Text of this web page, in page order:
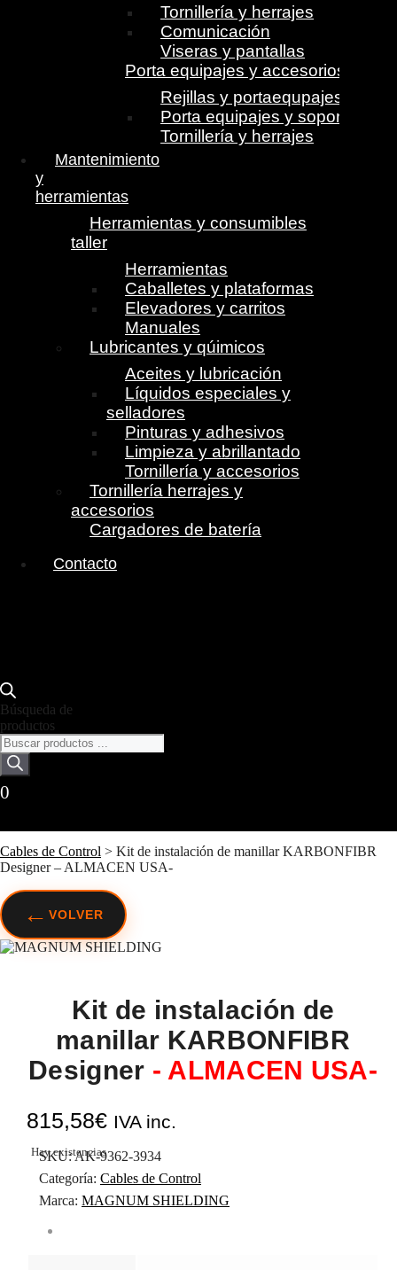
Cables de Control > Kit de instalación de manillar KARBONFIBR
Designer – ALMACEN USA-
Tornillería y herrajes
Comunicación
Viseras y pantallas
Porta equipajes y accesorios
Rejillas y portaequpajes
Porta equipajes y soportes
Tornillería y herrajes
Mantenimiento
y
herramientas
Herramientas y consumibles
taller
Herramientas
Caballetes y plataformas
Elevadores y carritos
Manuales
Lubricantes y qúimicos
Aceites y lubricación
Líquidos especiales y
selladores
Pinturas y adhesivos
Limpieza y abrillantado
Tornillería y accesorios
Tornillería herrajes y
accesorios
Cargadores de batería
Contacto
Búsqueda de
productos
0
← VOLVER
Kit de instalación de
manillar KARBONFIBR
Designer - ALMACEN USA-
815,58€ IVA inc.
Hay existencias
SKU:AK-9362-3934
Categoría: Cables de Control
Marca: MAGNUM SHIELDING